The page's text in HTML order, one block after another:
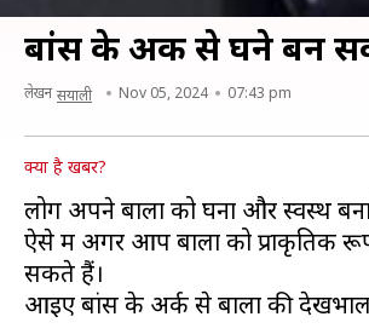
बांस के अर्क से घने बन
लेखन सयाली Nov 05, 2024 07:43 pm
क्या है खबर?
लोग अपने बालों को घना और स्वस्थ
ऐसे में अगर आप बालों को प्राकृतिक
सकते हैं।